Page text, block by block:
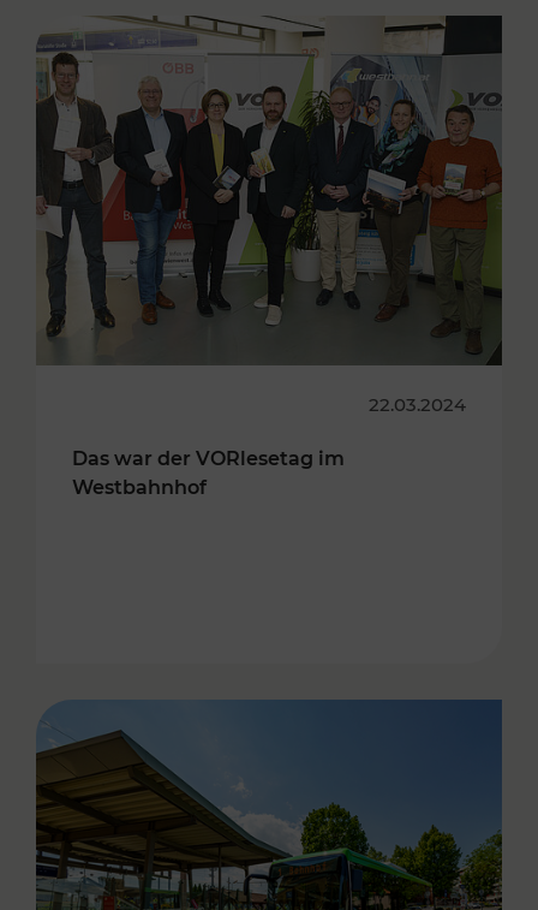
22.03.2024
Das war der VORlesetag im
Westbahnhof